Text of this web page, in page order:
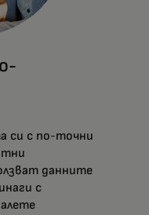
си с по-точни
данните
с